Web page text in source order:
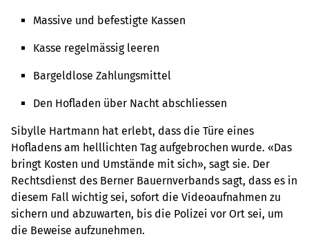
Massive und befestigte Kassen
Kasse regelmässig leeren
Bargeldlose Zahlungsmittel
Den Hofladen über Nacht abschliessen
Sibylle Hartmann hat erlebt, dass die Türe eines
Hofladens am helllichten Tag aufgebrochen wurde. «Das
bringt Kosten und Umstände mit sich», sagt sie. Der
Rechtsdienst des Berner Bauernverbands sagt, dass es in
diesem Fall wichtig sei, sofort die Videoaufnahmen zu
sichern und abzuwarten, bis die Polizei vor Ort sei, um
die Beweise aufzunehmen.